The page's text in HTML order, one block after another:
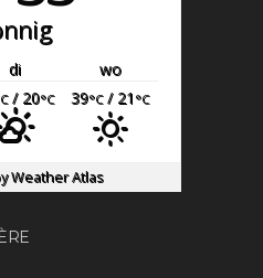
di
wo
/ 20°C 39°C/ 21 °C
Weather Atlas